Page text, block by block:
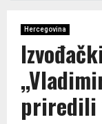
Hercegovina
priredili